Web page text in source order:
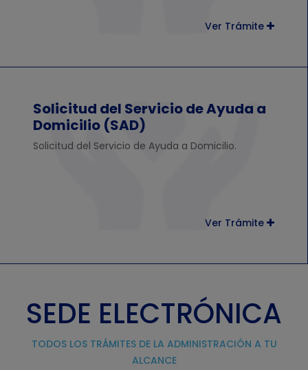
Ver Trámite
Solicitud del Servicio de Ayuda a
Domicilio (SAD)
Solicitud del Servicio de Ayuda a Domicilio.
Ver Trámite
SEDE ELECTRÓNICA
TODOS LOS TRÁMITES DE LA ADMINISTRACIÓN A TU
ALCANCE